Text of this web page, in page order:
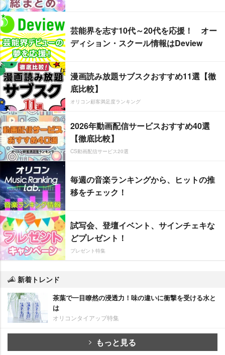
芸能界を志す10代～20代を応援！ オー
ディション・スクール情報はDeview
漫画読み放題サブスクおすすめ11選【徹
底比較】
オリコン顧客満足度ランキング
2026年動画配信サービスおすすめ40選
【徹底比較】
CS動画配信サービス20選
毎週の音楽ランキングから、ヒットの推
移をチェック！
試写会、登壇イベント、サインチェキな
どプレゼント！
プレゼント特集
新着トレンド
茶葉で一目瞭然の浸透力！味の違いに衝撃を受ける水と
は
オリコンタイアップ特集
もっと見る